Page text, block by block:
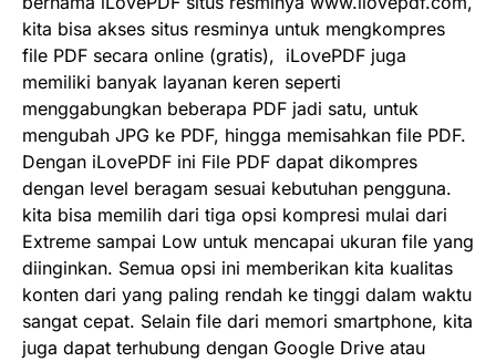
kita bisa akses situs resminya untuk mengkompres
file PDF secara online (gratis), iLovePDF juga
memiliki banyak layanan keren seperti
menggabungkan beberapa PDF jadi satu, untuk
mengubah JPG ke PDF, hingga memisahkan file PDF.
Dengan iLovePDF ini File PDF dapat dikompres
dengan level beragam sesuai kebutuhan pengguna.
kita bisa memilih dari tiga opsi kompresi mulai dari
Extreme sampai Low untuk mencapai ukuran file yang
diinginkan. Semua opsi ini memberikan kita kualitas
konten dari yang paling rendah ke tinggi dalam waktu
sangat cepat. Selain file dari memori smartphone, kita
juga dapat terhubung dengan Google Drive atau